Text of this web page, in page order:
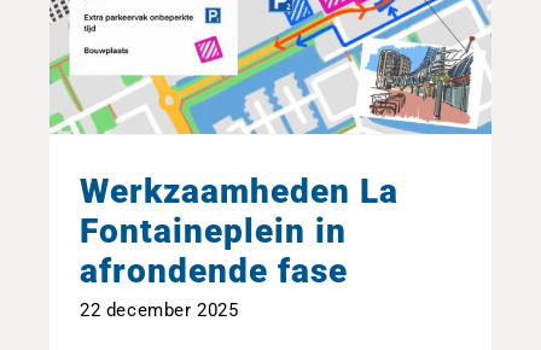
Werkzaamheden La
Fontaineplein in
afrondende fase
22 december 2025